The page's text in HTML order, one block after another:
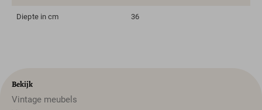
Diepte in cm 36
Bekijk
Vintage meubels